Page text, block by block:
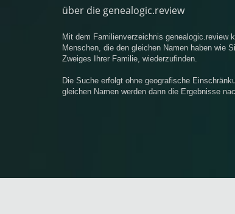
über die genealogic.review
Mit dem Familienverzeichnis genealogic.review
Menschen, die den gleichen Namen haben wie
Zweiges Ihrer Familie, wiederzufinden.
Die Suche erfolgt ohne geografische
gleichen Namen werden dann die Ergebnisse